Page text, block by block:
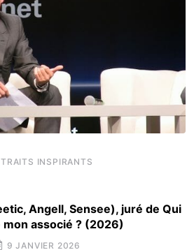
INSPIRANTS
Angell, Sensee), juré de Qui
associé ? (2026)
9 JANVIER 2026